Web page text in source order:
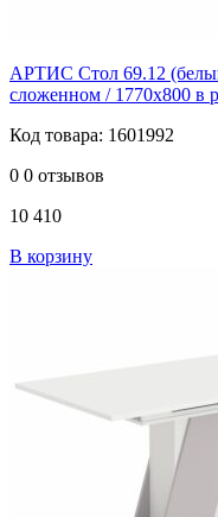
АРТИС Стол 69.12
сложенном / 1770х800 в
Код товара: 1601992
0 0 отзывов
10 410
В корзину